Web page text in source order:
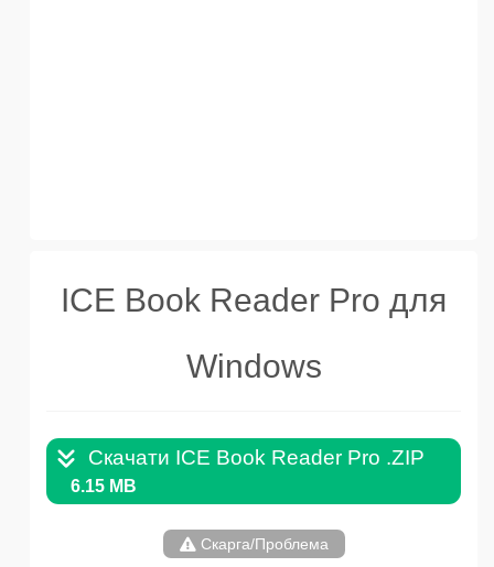
ICE Book Reader Pro для
Windows
Скачати ICE Book Reader Pro .ZIP
6.15 MB
Скарга/Проблема